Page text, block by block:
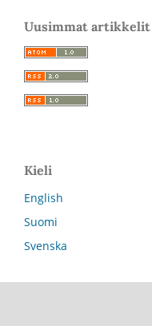
Uusimmat artikkelit
Kieli
English
Suomi
Svenska